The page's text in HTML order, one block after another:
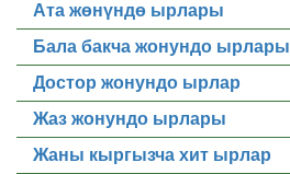
Ата жөнүндө ырлары
Бала бакча жонундо ырлары
Достор жонундо ырлар
Жаз жонундо ырлары
Жаны кыргызча хит ырлар